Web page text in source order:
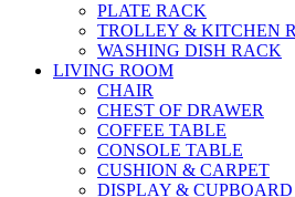
PLATE RACK
TROLLEY & KITCHEN
WASHING DISH RACK
LIVING ROOM
CHAIR
CHEST OF DRAWER
COFFEE TABLE
CONSOLE TABLE
CUSHION & CARPET
DISPLAY &